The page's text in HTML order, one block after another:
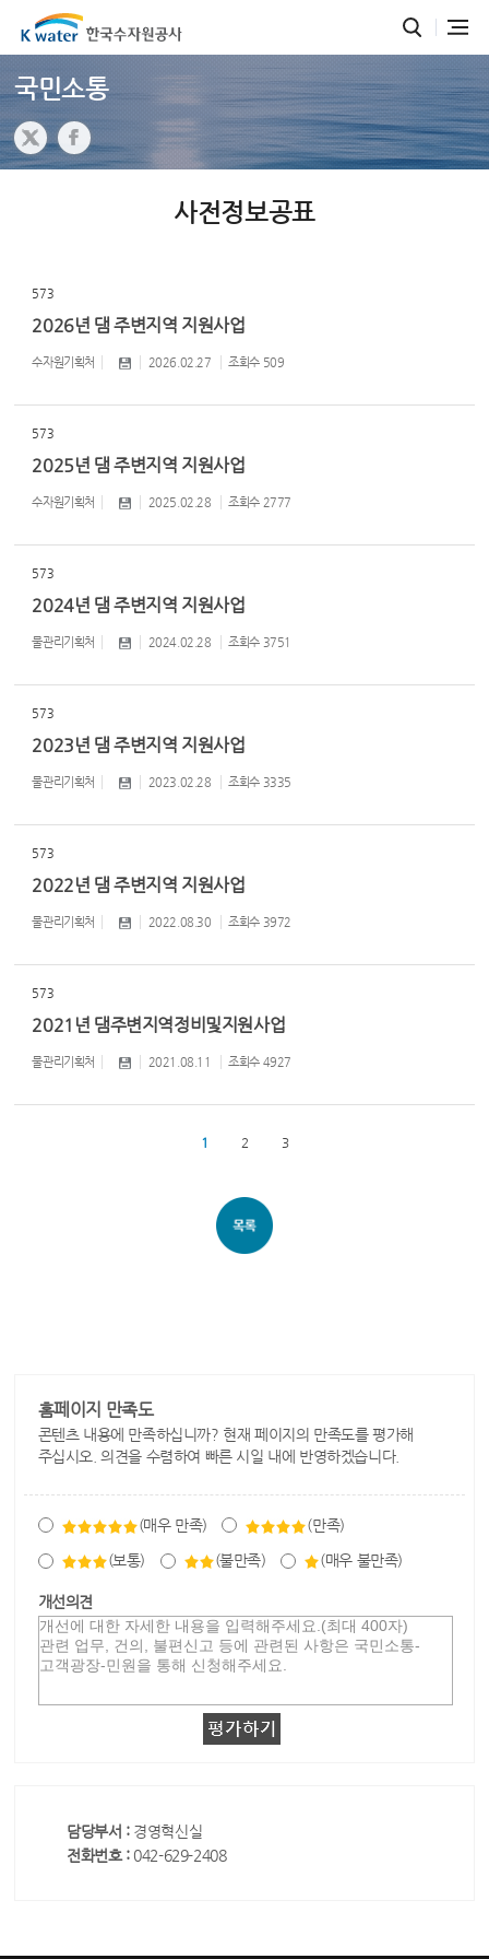
국민소통
사전정보공표
573
2026년 댐 주변지역 지원사업
수자원기획처 2026.02.27 조회수 509
573
2025년 댐 주변지역 지원사업
수자원기획처 2025.02.28 조회수 2777
573
2024년 댐 주변지역 지원사업
물관리기획처 2024.02.28 조회수 3751
573
2023년 댐 주변지역 지원사업
물관리기획처 2023.02.28 조회수 3335
573
2022년 댐 주변지역 지원사업
물관리기획처 2022.08.30 조회수 3972
573
2021년 댐주변지역정비및지원사업
물관리기획처 2021.08.11 조회수 4927
1 2 3
홈페이지 만족도
콘텐츠 내용에 만족하십니까? 현재 페이지의 만족도를 평가해
주십시오. 의견을 수렴하여 빠른 시일 내에 반영하겠습니다.
(매우 만족) (만족)
(보통) (불만족) (매우 불만족)
개선의견
담당부서 : 경영혁신실
전화번호 : 042-629-2408